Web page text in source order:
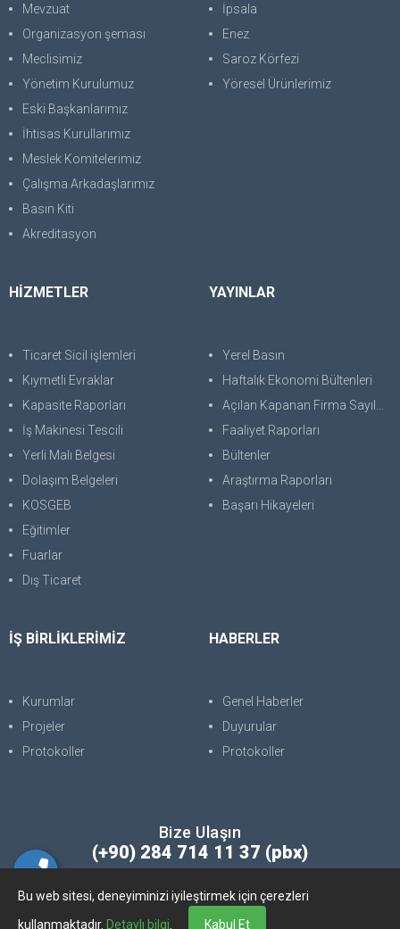
Bu web sitesi, deneyiminizi iyileştirmek için çerezleri
kullanmaktadır. Detaylı bilgi Kabul Et
Mevzuat
Organizasyon şeması
Meclisimiz
Yönetim Kurulumuz
Eski Başkanlarımız
İhtisas Kurullarımız
Meslek Komitelerimiz
Çalışma Arkadaşlarımız
Basın Kiti
Akreditasyon
İpsala
Enez
Saroz Körfezi
Yöresel Ürünlerimiz
HİZMETLER
Ticaret Sicil işlemleri
Kıymetli Evraklar
Kapasite Raporları
İş Makinesi Tescili
Yerli Malı Belgesi
Dolaşım Belgeleri
KOSGEB
Eğitimler
Fuarlar
Dış Ticaret
YAYINLAR
Yerel Basın
Haftalık Ekonomi Bültenleri
Açılan Kapanan Firma Sayıları
Faaliyet Raporları
Bültenler
Araştırma Raporları
Başarı Hikayeleri
İŞ BİRLİKLERİMİZ
Kurumlar
Projeler
Protokoller
HABERLER
Genel Haberler
Duyurular
Protokoller
Bize Ulaşın
(+90) 284 714 11 37 (pbx)
Copyright © 2025. Her Hakkı Saklıdır. kopyalanması, çoğaltılması ve